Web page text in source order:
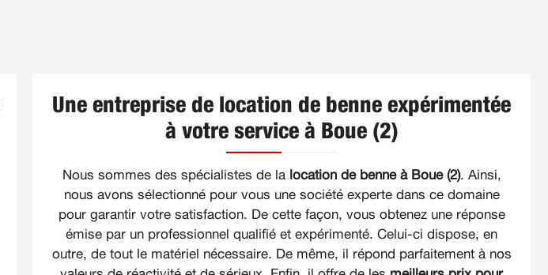
Une entreprise de location de benne expérimentée
à votre service à Boue (2)
Nous sommes des spécialistes de la location de benne à Boue (2). Ainsi,
nous avons sélectionné pour vous une société experte dans ce domaine
pour garantir votre satisfaction. De cette façon, vous obtenez une réponse
émise par un professionnel qualifié et expérimenté. Celui-ci dispose, en
outre, de tout le matériel nécessaire. De même, il répond parfaitement à nos